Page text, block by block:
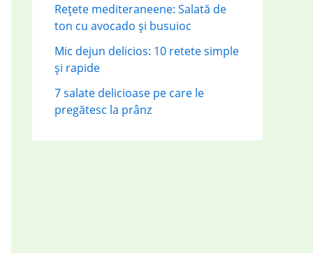
Rețete mediteraneene: Salată de
ton cu avocado și busuioc
Mic dejun delicios: 10 retete simple
și rapide
7 salate delicioase pe care le
pregătesc la prânz